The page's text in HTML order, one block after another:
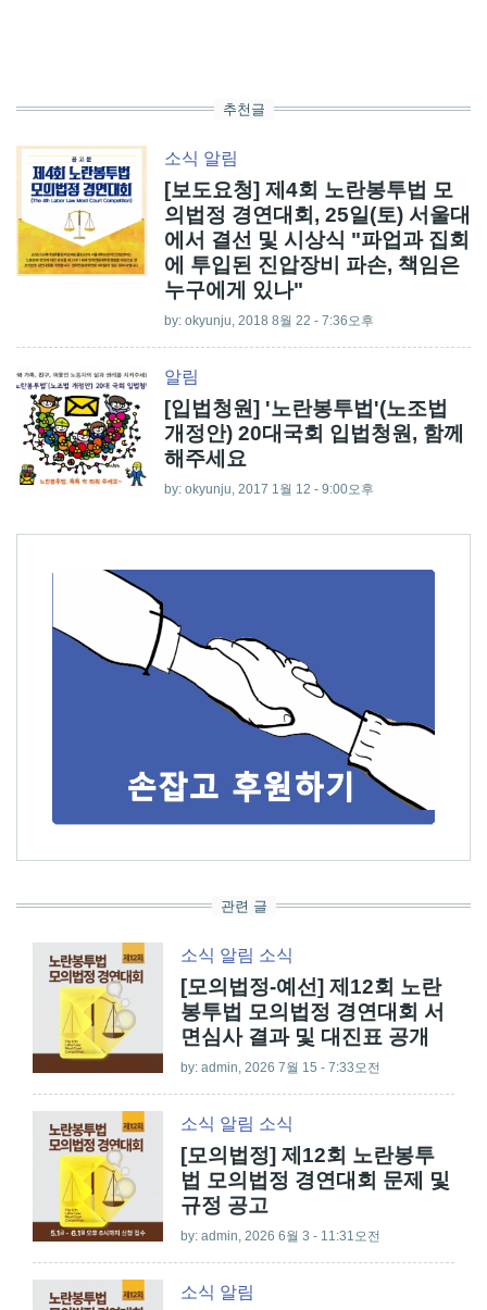
추천글
소식 알림
[보도요청] 제4회 노란봉투법 모
의법정 경연대회, 25일(토) 서울대
에서 결선 및 시상식 "파업과 집회
에 투입된 진압장비 파손, 책임은
누구에게 있나"
by: okyunju, 2018 8월 22 - 7:36오후
알림
[입법청원] '노란봉투법'(노조법
개정안) 20대국회 입법청원, 함께
해주세요
by: okyunju, 2017 1월 12 - 9:00오후
관련 글
소식 알림 소식
[모의법정-예선] 제12회 노란
봉투법 모의법정 경연대회 서
면심사 결과 및 대진표 공개
by: admin , 2026 7월 15 - 7:33오전
소식 알림 소식
[모의법정] 제12회 노란봉투
법 모의법정 경연대회 문제 및
규정 공고
by: admin , 2026 6월 3 - 11:31오전
소식 알림